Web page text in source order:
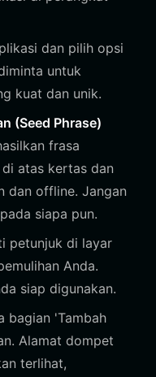
dan pilih opsi
untuk
kuat dan unik.
(Seed Phrase)
frasa
atas kertas dan
dan offline. Jangan
siapa pun.
petunjuk di layar
Anda.
siap digunakan.
bagian 'Tambah
Alamat dompet
terlihat,